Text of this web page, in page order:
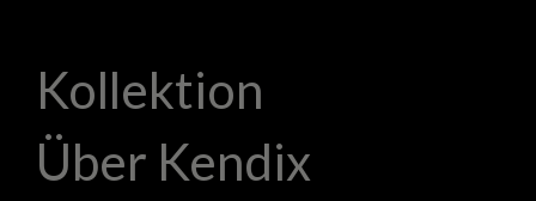
Kollektion
Über Kendix